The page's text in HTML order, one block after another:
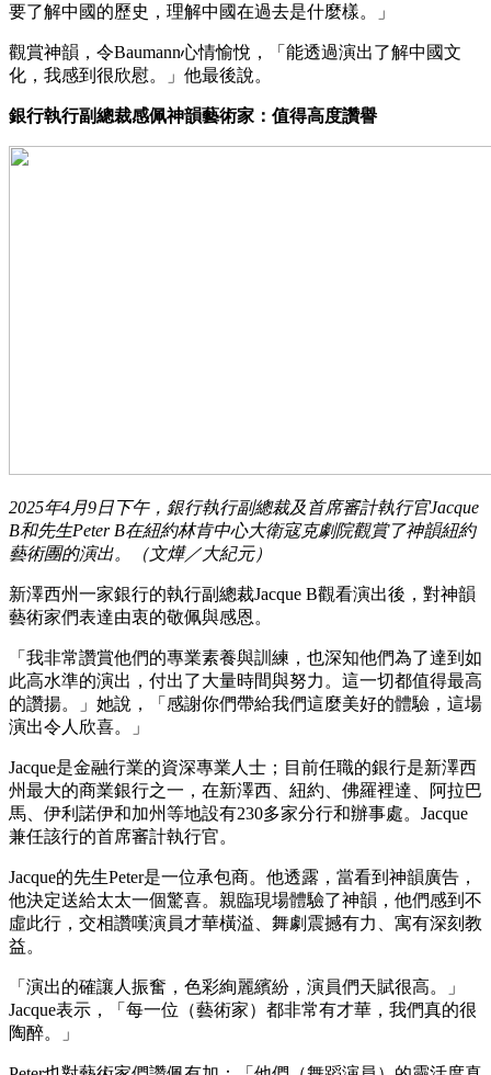
要了解中國的歷史，理解中國在過去是什麼樣。」
觀賞神韻，令Baumann心情愉悅，「能透過演出了解中國文
化，我感到很欣慰。」他最後說。
銀行執行副總裁感佩神韻藝術家：值得高度讚譽
2025年4月9日下午，銀行執行副總裁及首席審計執行官Jacque
B和先生Peter B在紐約林肯中心大衛寇克劇院觀賞了神韻紐約
藝術團的演出。（文燁／大紀元）
新澤西州一家銀行的執行副總裁Jacque B觀看演出後，對神韻
藝術家們表達由衷的敬佩與感恩。
「我非常讚賞他們的專業素養與訓練，也深知他們為了達到如
此高水準的演出，付出了大量時間與努力。這一切都值得最高
的讚揚。」她說，「感謝你們帶給我們這麼美好的體驗，這場
演出令人欣喜。」
Jacque是金融行業的資深專業人士；目前任職的銀行是新澤西
州最大的商業銀行之一，在新澤西、紐約、佛羅裡達、阿拉巴
馬、伊利諾伊和加州等地設有230多家分行和辦事處。Jacque
兼任該行的首席審計執行官。
Jacque的先生Peter是一位承包商。他透露，當看到神韻廣告，
他決定送給太太一個驚喜。親臨現場體驗了神韻，他們感到不
虛此行，交相讚嘆演員才華橫溢、舞劇震撼有力、寓有深刻教
益。
「演出的確讓人振奮，色彩絢麗繽紛，演員們天賦很高。」
Jacque表示，「每一位（藝術家）都非常有才華，我們真的很
陶醉。」